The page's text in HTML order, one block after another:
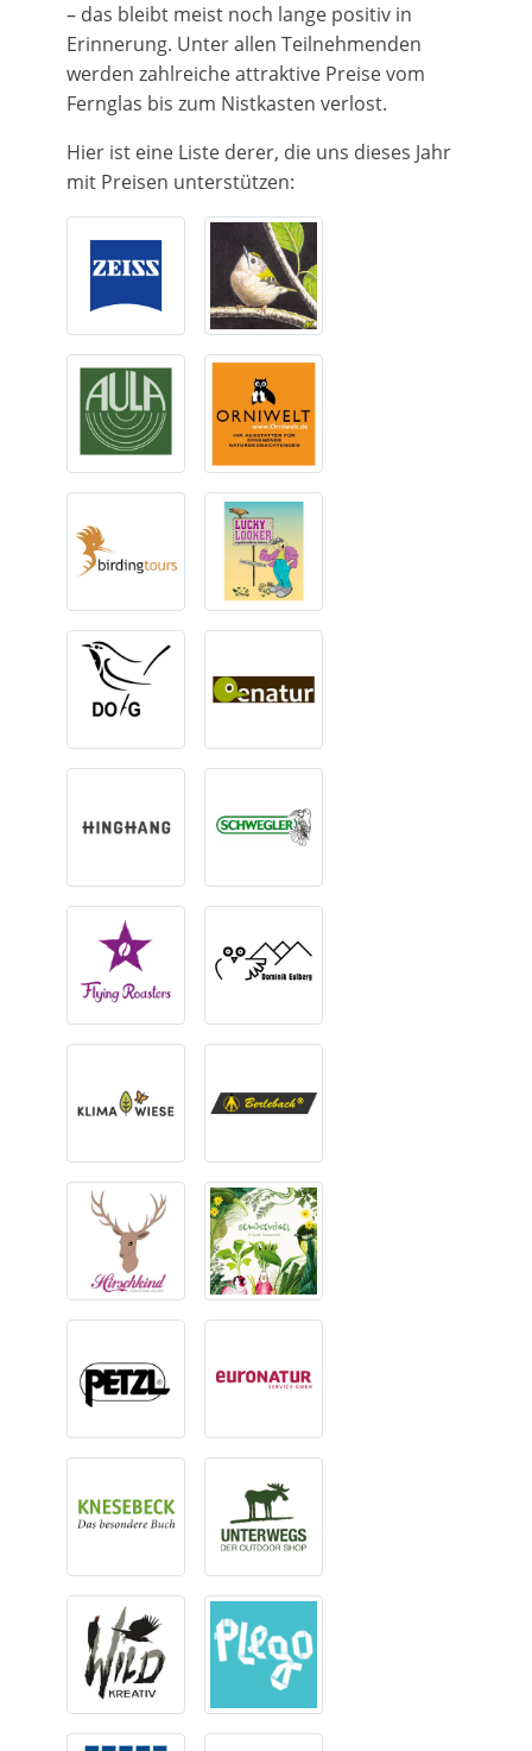
– das bleibt meist noch lange positiv in
Erinnerung. Unter allen Teilnehmenden
werden zahlreiche attraktive Preise vom
Fernglas bis zum Nistkasten verlost.
Hier ist eine Liste derer, die uns dieses Jahr
mit Preisen unterstützen: